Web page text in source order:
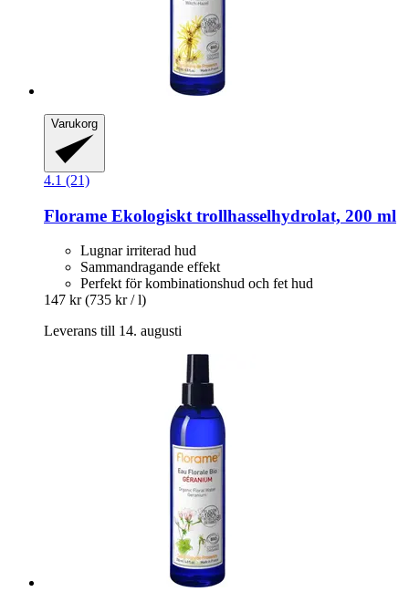
Varukorg
4.1 (21)
Florame Ekologiskt trollhasselhydrolat, 200 ml
Lugnar irriterad hud
Sammandragande effekt
Perfekt för kombinationshud och fet hud
147 kr (735 kr / l)
Leverans till 14. augusti